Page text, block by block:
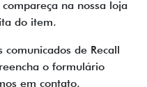
na nossa loja
do item.
de Recall
o formulário
em contato.